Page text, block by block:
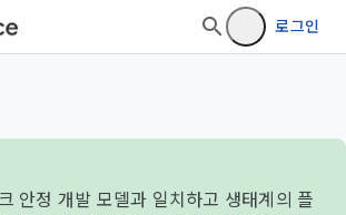
로그인
안정 개발 모델과 일치하고 생태계의 플